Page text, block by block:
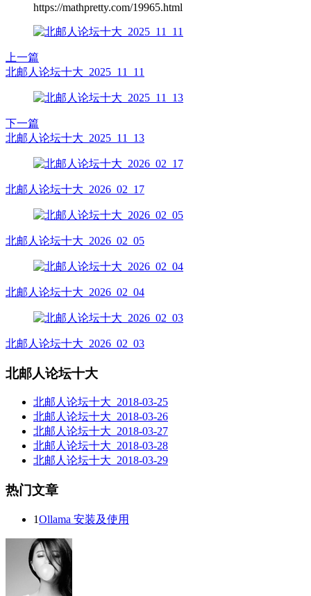
https://mathpretty.com/19965.html
上一篇
北邮人论坛十大_2025_11_11
下一篇
北邮人论坛十大_2025_11_13
北邮人论坛十大_2026_02_17
北邮人论坛十大_2026_02_05
北邮人论坛十大_2026_02_04
北邮人论坛十大_2026_02_03
北邮人论坛十大
北邮人论坛十大_2018-03-25
北邮人论坛十大_2018-03-26
北邮人论坛十大_2018-03-27
北邮人论坛十大_2018-03-28
北邮人论坛十大_2018-03-29
热门文章
1Ollama 安装及使用